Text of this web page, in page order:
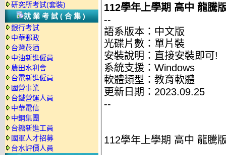
研究所考試(套裝)
就業考試(合集)
銀行考試
中華郵政
台灣菸酒
中油新進僱員
農田水利會
台電新進僱員
國營事業
台鐵營運人員
中華電信
中鋼集團
台糖新進工員
國軍人才招募
台水評價人員
112學年上學期 高中 龍騰
--
語系版本：中文版
光碟片數：單片裝
安裝說明：直接安裝即可!
系統支援：Windows
軟體類型：教育軟體
更新日期：2023.09.25
--
112學年上學期 高中 龍騰